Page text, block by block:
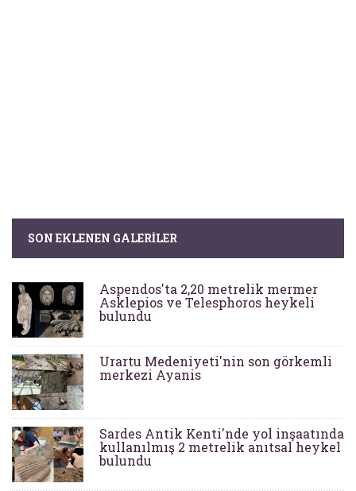
SON EKLENEN GALERILER
Aspendos'ta 2,20 metrelik mermer
Asklepios ve Telesphoros heykeli
bulundu
Urartu Medeniyeti'nin son görkemli
merkezi Ayanis
Sardes Antik Kenti'nde yol inşaatında
kullanılmış 2 metrelik anıtsal heykel
bulundu